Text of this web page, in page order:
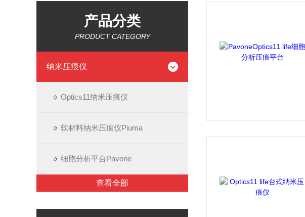
产品分类
PRODUCT CATEGORY
纳米压痕仪
Optics11纳米压痕仪
软材料纳米压痕仪Piuma
细胞分析平台Pavone
查看全部